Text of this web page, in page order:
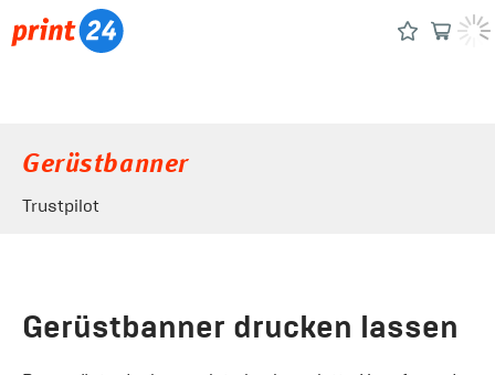
Gerüstbanner
Trustpilot
Gerüstbanner drucken lassen